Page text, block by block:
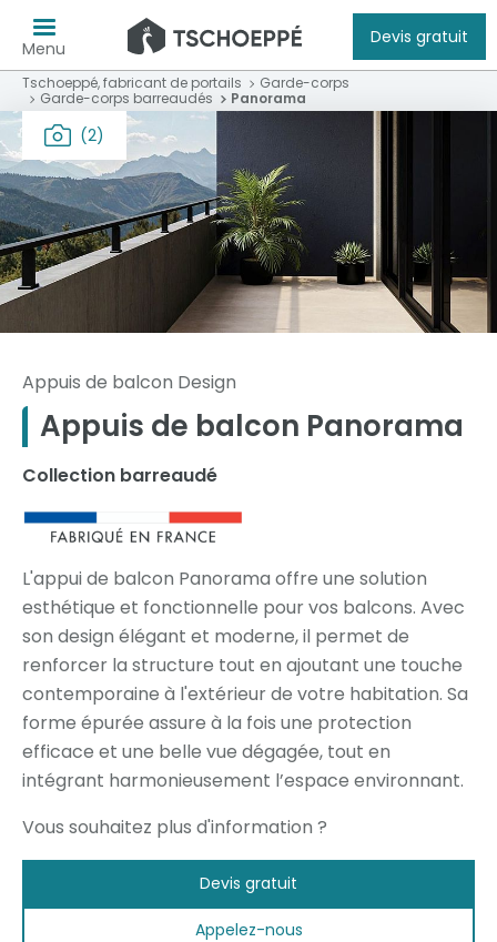
Menu
Devis gratuit
Tschoeppé, fabricant de portails
Garde-corps
Garde-corps barreaudés
Panorama
(2)
Appuis de balcon Design
Appuis de balcon Panorama
Collection barreaudé
L'appui de balcon Panorama offre une solution
esthétique et fonctionnelle pour vos balcons. Avec
son design élégant et moderne, il permet de
renforcer la structure tout en ajoutant une touche
contemporaine à l'extérieur de votre habitation. Sa
forme épurée assure à la fois une protection
efficace et une belle vue dégagée, tout en
intégrant harmonieusement l’espace environnant.
Vous souhaitez plus d'information ?
Devis gratuit
Appelez-nous